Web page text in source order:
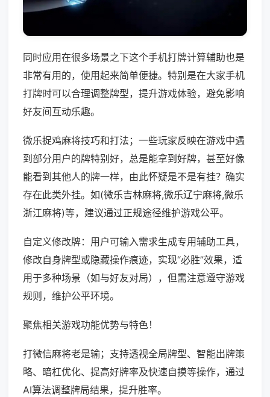
同时应用在很多场景之下这个手机打牌计算辅助也是
非常有用的，使用起来简单便捷。特别是在大家手机
打牌时可以合理调整牌型，提升游戏体验，避免影响
好友间互动乐趣。
微乐捉鸡麻将技巧和打法；一些玩家反映在游戏中遇
到部分用户的牌特别好，总是能拿到好牌，甚至好像
能看到其他人的牌一样，由此怀疑是不是有挂？确实
存在此类外挂。如(微乐吉林麻将,微乐辽宁麻将,微乐
浙江麻将)等，建议通过正规途径维护游戏公平。
自定义修改牌：用户可输入需求生成专用辅助工具，
修改自身牌型或隐藏操作痕迹，实现“必胜”效果，适
用于多种场景（如与好友对局），但需注意遵守游戏
规则，维护公平环境。
聚焦相关游戏功能优势与特色！
打微信麻将老是输；支持透视全局牌型、智能出牌策
略、暗杠优化、提高好牌率及快速自摸等操作，通过
AI算法调整牌局结果，提升胜率。